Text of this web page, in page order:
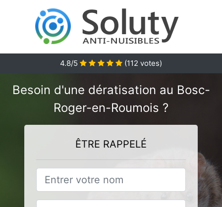
4.8/5 (112 votes)
Besoin d'une dératisation au Bosc-
Roger-en-Roumois ?
ÊTRE RAPPELÉ